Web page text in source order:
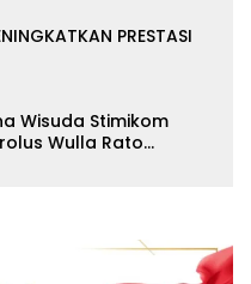
PRESTASI
Wisuda Stimikom
Wulla Rato